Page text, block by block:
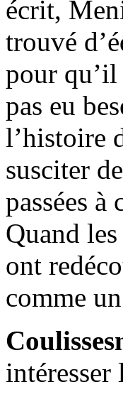
écrit,
trouvé
pour qu’il
pas eu
l’histoire
susciter
passées
Quand
ont
comme
intéresser